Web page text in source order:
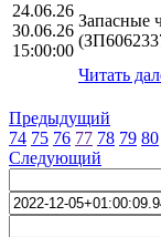
24.06.26
30.06.26
15:00:00
Запасные
Читать
Предыдущий
74 75 76 77 78 79 80
Следующий